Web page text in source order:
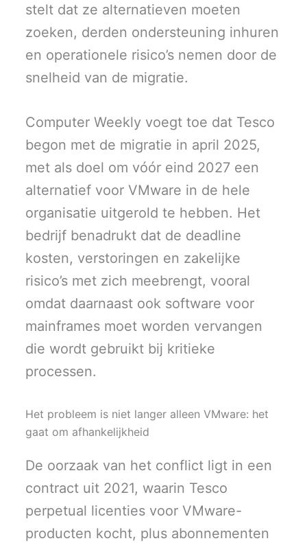
stelt dat ze alternatieven moeten
zoeken, derden ondersteuning inhuren
en operationele risico’s nemen door de
snelheid van de migratie.
Computer Weekly voegt toe dat Tesco
begon met de migratie in april 2025,
met als doel om vóór eind 2027 een
alternatief voor VMware in de hele
organisatie uitgerold te hebben. Het
bedrijf benadrukt dat de deadline
kosten, verstoringen en zakelijke
risico’s met zich meebrengt, vooral
omdat daarnaast ook software voor
mainframes moet worden vervangen
die wordt gebruikt bij kritieke
processen.
Het probleem is niet langer alleen VMware: het
gaat om afhankelijkheid
De oorzaak van het conflict ligt in een
contract uit 2021, waarin Tesco
perpetual licenties voor VMware-
producten kocht, plus abonnementen